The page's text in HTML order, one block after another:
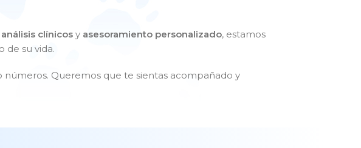
análisis clínicos y asesoramiento personalizado, estamos
de su vida.
números. Queremos que te sientas acompañado y